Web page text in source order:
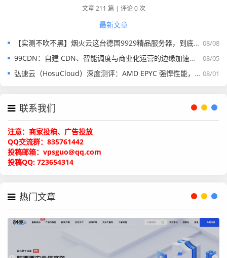
因为Akamai以前在中国：真的太强了。
尤其：国际企业，海外品牌，全球官网，视频平台
很多都在用。包括：Apple，Microsoft，Netflix
但2026之后：很多流量会直接回海外。
这就意味着：中国大陆访问海外内容，会重新面临国际线路
问题。
哪些业务受影响最大？
一、跨境电商
尤其：Shopify独立站，海外品牌站，全球商城
最怕：图片加载慢，支付超时，页面卡顿
文章 211 篇 | 评论 0 次
最新文章
08/08
【实测不吹不黑】烟火云这台德国9929精品服务器，到底能不能打？
08/05
99CDN：自建 CDN、智能调度与商业化运营的边缘加速平台
08/01
弘速云（HosuCloud）深度测评：AMD EPYC 强悍性能，拼团价真香！
联系我们
注意：商家投稿、广告投放
QQ交流群：835761442
投稿邮箱：vpsguo@qq.com
投稿QQ: 723654314
热门文章